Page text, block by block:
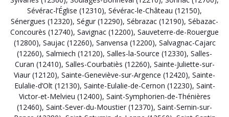
Sévérac-l’Église (12310), Sévérac-le-Château (12150),
Sénergues (12320), Ségur (12290), Sébrazac (12190), Sébazac-
Concourès (12740), Savignac (12200), Sauveterre-de-Rouergue
(12800), Saujac (12260), Sanvensa (12200), Salvagnac-Cajarc
(12260), Salmiech (12120), Salles-la-Source (12330), Salles-
Curan (12410), Salles-Courbatiès (12260), Sainte-Juliette-sur-
Viaur (12120), Sainte-Geneviève-sur-Argence (12420), Sainte-
Eulalie-d’Olt (12130), Sainte-Eulalie-de-Cernon (12230), Saint-
Victor-et-Melvieu (12400), Saint-Symphorien-de-Thénières
(12460), Saint-Sever-du-Moustier (12370), Saint-Sernin-sur-